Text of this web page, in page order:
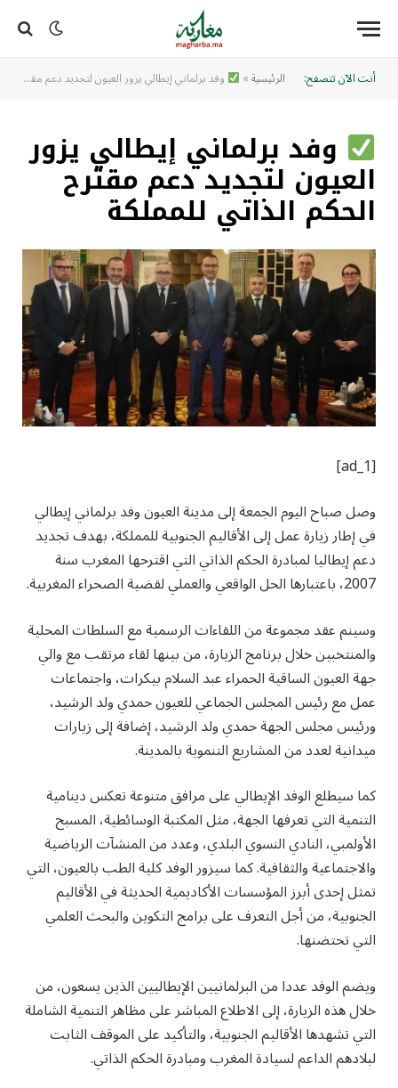
أنت الآن تتصفح: الرئيسية» وفد برلماني إيطالي يزور العيون لتجديد دعم مقترح الحكم الذاتي للمملكة
وفد برلماني إيطالي يزور
العيون لتجديد دعم مقترح
الحكم الذاتي للمملكة
[ad_1]
وصل صباح اليوم الجمعة إلى مدينة العيون وفد برلماني إيطالي
في إطار زيارة عمل إلى الأقاليم الجنوبية للمملكة، بهدف تجديد
دعم إيطاليا لمبادرة الحكم الذاتي التي اقترحها المغرب سنة
2007، باعتبارها الحل الواقعي والعملي لقضية الصحراء المغربية.
وسينم عقد مجموعة من اللقاءات الرسمية مع السلطات المحلية
والمنتخبين خلال برنامج الزيارة، من بينها لقاء مرتقب مع والي
جهة العيون الساقية الحمراء عبد السلام بيكرات، واجتماعات
عمل مع رئيس المجلس الجماعي للعيون حمدي ولد الرشيد،
ورئيس مجلس الجهة حمدي ولد الرشيد، إضافة إلى زيارات
ميدانية لعدد من المشاريع التنموية بالمدينة.
كما سيطلع الوفد الإيطالي على مرافق متنوعة تعكس دينامية
التنمية التي تعرفها الجهة، مثل المكتبة الوسائطية، المسبح
الأولمبي، النادي النسوي البلدي، وعدد من المنشآت الرياضية
والاجتماعية والثقافية. كما سيزور الوفد كلية الطب بالعيون، التي
تمثل إحدى أبرز المؤسسات الأكاديمية الحديثة في الأقاليم
الجنوبية، من أجل التعرف على برامج التكوين والبحث العلمي
التي تحتضنها.
ويضم الوفد عددا من البرلمانيين الإيطاليين الذين يسعون، من
خلال هذه الزيارة، إلى الاطلاع المباشر على مظاهر التنمية الشاملة
التي تشهدها الأقاليم الجنوبية، والتأكيد على الموقف الثابت
لبلادهم الداعم لسيادة المغرب ومبادرة الحكم الذاتي.